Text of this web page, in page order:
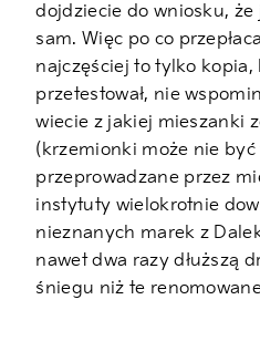
dojdziecie do wniosku, że
sam. Więc po co
najczęściej to tylko
przetestował, nie
wiecie z jakiej mieszanki
(krzemionki może nie być
przeprowadzane przez
instytuty wielokrotnie
nieznanych marek z
nawet dwa razy dłuższą
śniegu niż te